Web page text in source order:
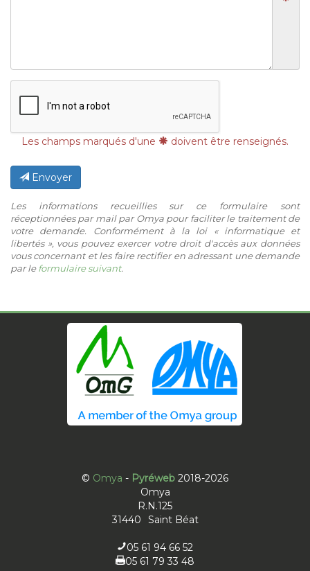
Les champs marqués d'une doivent être renseignés.
Envoyer
Les informations recueillies sur ce formulaire sont
réceptionnées par mail par Omya pour faciliter le traitement de
votre demande. Conformément à la loi « informatique et
libertés », vous pouvez exercer votre droit d'accès aux données
vous concernant et les faire rectifier en adressant une demande
par leformulaire suivant.
© Omya - Pyréweb2018-2026
Omya
R.N.125
31440
Saint Béat
05 61 94 66 52
05 61 79 33 48